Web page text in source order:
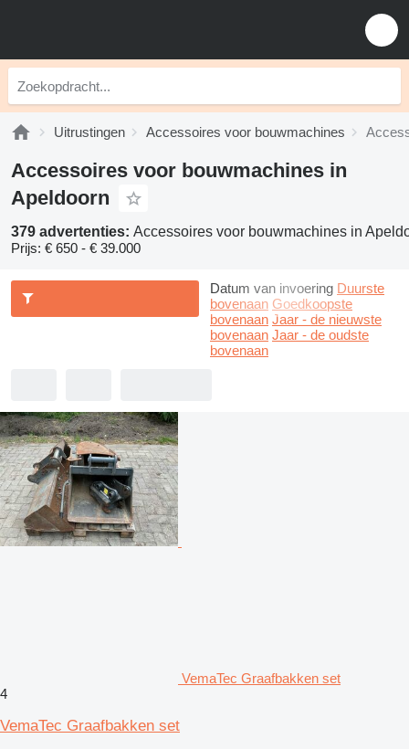
Uitrustingen Accessoires voor bouwmachines
Accessoires voor bouwmachines in
Apeldoorn
379 advertenties: Accessoires voor bouwmachines in
Prijs: € 650 - € 39.000
Datum van invoering Duurste
bovenaan Goedkoopste
bovenaan Jaar - de nieuwste
bovenaan Jaar - de oudste
bovenaan
VemaTec Graafbakken set
4
VemaTec Graafbakken set